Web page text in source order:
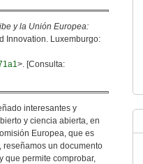
y la Unión Europea:
Innovation. Luxemburgo:
>. [Consulta:
interesantes y
y ciencia abierta, en
Europea, que es
reseñamos un documento
que permite comprobar,